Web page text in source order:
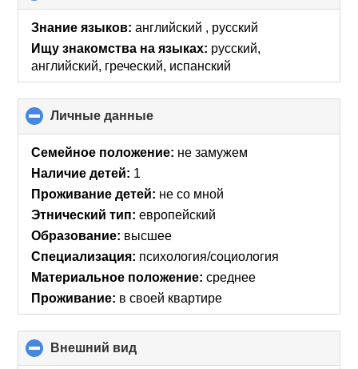
to
collapse
contents
Знание языков: английский , русский
Ищу знакомства на языках: русский,
английский, греческий, испанский
Личные данные
to
collapse
Семейное положение: не замужем
Наличие детей: 1
Проживание детей: не со мной
Этнический тип: европейский
Образование: высшее
Специализация: психология/социология
Материальное положение: среднее
Проживание: в своей квартире
Внешний вид
to